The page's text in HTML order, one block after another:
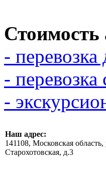
- перевозка
- перевозка
-
Наш адрес:
141108, Московская область,
Старохотовская, д.3